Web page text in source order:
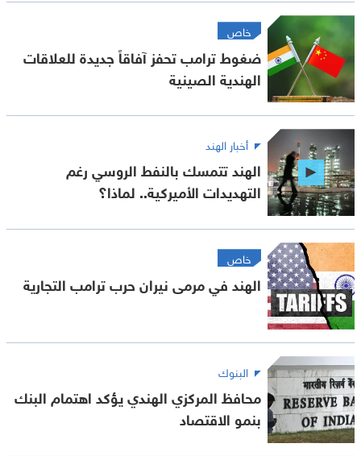
خاص
ضغوط ترامب تحفز آفاقاً جديدة للعلاقات
الهندية الصينية
أخبار الهند
الهند تتمسك بالنفط الروسي رغم
التهديدات الأميركية.. لماذا؟
خاص
الهند في مرمى نيران حرب ترامب التجارية
البنوك
محافظ المركزي الهندي يؤكد اهتمام البنك
بنمو الاقتصاد